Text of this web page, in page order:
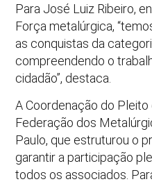
Para José Luiz Ribeiro,
Força metalúrgica,
as conquistas da
compreendendo o
cidadão”, destaca.
A Coordenação do
Federação dos
Paulo, que estruturou o
garantir a participação
todos os associados.